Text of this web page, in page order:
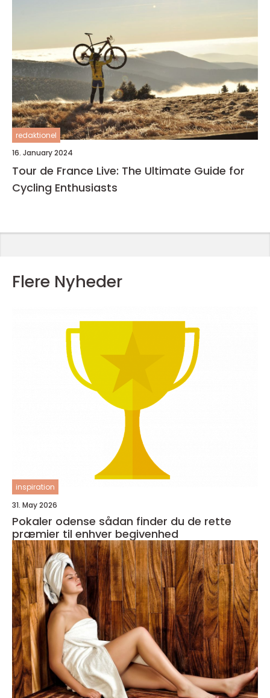
redaktionel
16. January 2024
Tour de France Live: The Ultimate Guide for
Cycling Enthusiasts
Flere Nyheder
inspiration
31. May 2026
Pokaler odense sådan finder du de rette
præmier til enhver begivenhed